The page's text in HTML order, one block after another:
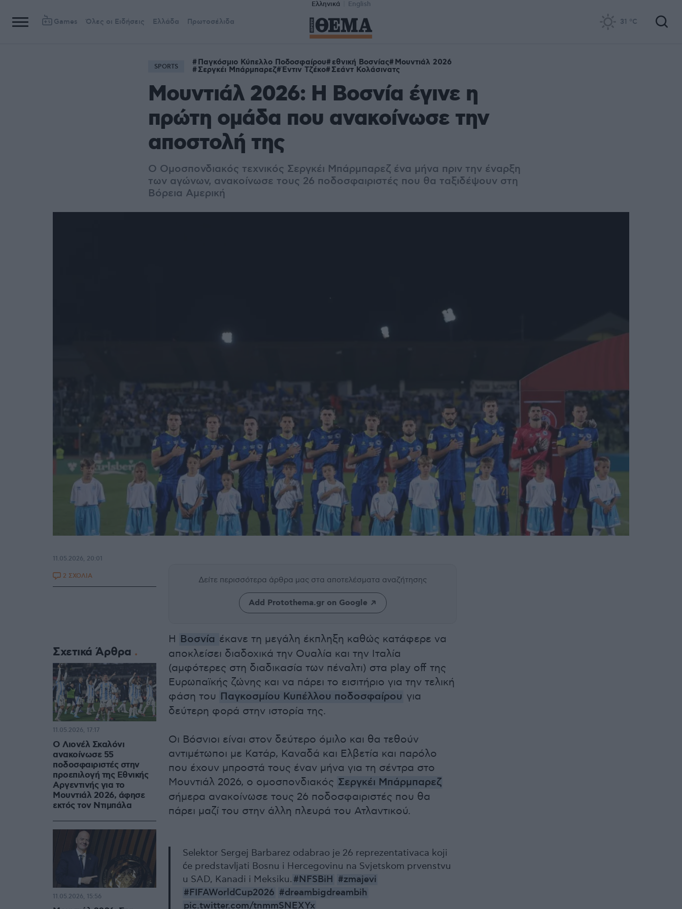
Ελληνικά English
Games Όλες οι Ειδήσεις Ελλάδα Πρωτοσέλιδα 31 °C
SPORTS Παγκόσμιο Κύπελλο Ποδοσφαίρου εθνική Βοσνίας Μουντιάλ 2026
Σεργκέι Μπάρμπαρεζ Έντιν Τζέκο Σεάντ Κολάσινατς
Μουντιάλ 2026: Η Βοσνία έγινε η
πρώτη ομάδα που ανακοίνωσε την
αποστολή της
Ο Ομοσπονδιακός τεχνικός Σεργκέι Μπάρμπαρεζ ένα μήνα πριν την έναρξη
των αγώνων, ανακοίνωσε τους 26 ποδοσφαιριστές που θα ταξιδέψουν στη
Βόρεια Αμερική
Δείτε περισσότερα άρθρα μας στα αποτελέσματα αναζήτησης
Add Protothema.gr on Google
Η Βοσνία έκανε τη μεγάλη έκπληξη καθώς κατάφερε να
αποκλείσει διαδοχικά την Ουαλία και την Ιταλία
(αμφότερες στη διαδικασία των πέναλτι) στα play off της
Ευρωπαϊκής ζώνης και να πάρει το εισιτήριο για την τελική
φάση του Παγκοσμίου Κυπέλλου ποδοσφαίρου για
δεύτερη φορά στην ιστορία της.
Οι Βόσνιοι είναι στον δεύτερο όμιλο και θα τεθούν
αντιμέτωποι με Κατάρ, Καναδά και Ελβετία και παρόλο
που έχουν μπροστά τους έναν μήνα για τη σέντρα στο
Μουντιάλ 2026, ο ομοσπονδιακός Σεργκέι Μπάρμπαρεζ
σήμερα ανακοίνωσε τους 26 ποδοσφαιριστές που θα
πάρει μαζί του στην άλλη πλευρά του Ατλαντικού.
Selektor Sergej Barbarez odabrao je 26 reprezentativaca koji
će predstavljati Bosnu i Hercegovinu na Svjetskom prvenstvu
u SAD, Kanadi i Meksiku. #NFSBiH #zmajevi
#FIFAWorldCup2026 #dreambigdreambih
pic.twitter.com/tnmmSNEXYx
11.05.2026, 20:01
2 ΣΧΟΛΙΑ
Σχετικά Άρθρα
Ο Λιονέλ Σκαλόνι
ανακοίνωσε 55
ποδοσφαιριστές στην
προεπιλογή της Εθνικής
Αργεντινής για το
Μουντιάλ 2026, άφησε
εκτός τον Ντιμπάλα
11.05.2026, 17:17
11.05.2026, 15:56